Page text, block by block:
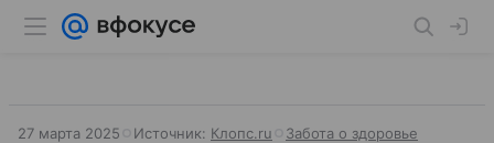
27 марта 2025 Источник: Клопс.ru Забота о здоровье